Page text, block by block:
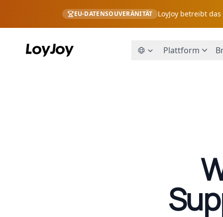
EU-DATENSOUVERÄNITÄT LoyJoy betreibt
Plattform